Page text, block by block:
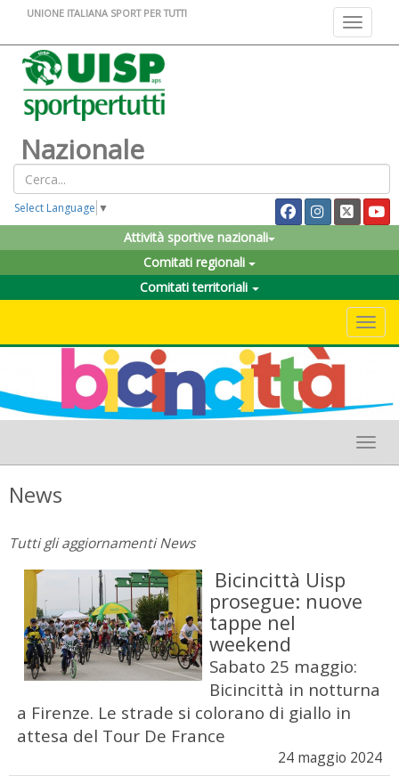
Toggle
UNIONE ITALIANA SPORT PER TUTTI
Nazionale
Select Language ▼
Attività sportive nazionali
Comitati regionali
Comitati territoriali
News
Tutti gli aggiornamenti News
Bicincittà Uisp
prosegue: nuove
tappe nel
weekend
Sabato 25 maggio:
Bicincittà in notturna
a Firenze. Le strade si colorano di giallo in
attesa del Tour De France
24 maggio 2024